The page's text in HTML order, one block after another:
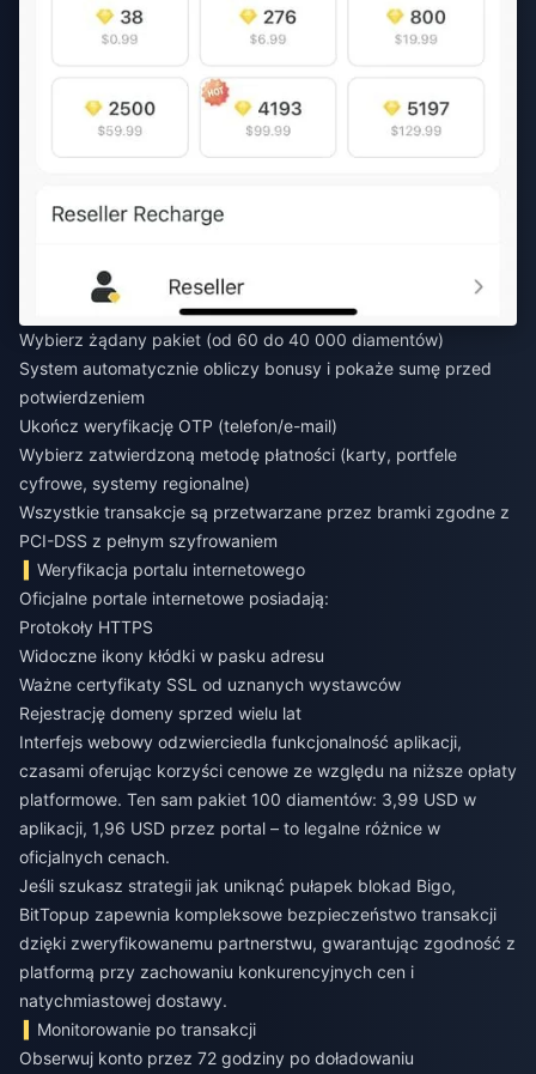
Wybierz żądany pakiet (od 60 do 40 000 diamentów)
System automatycznie obliczy bonusy i pokaże sumę przed
potwierdzeniem
Ukończ weryfikację OTP (telefon/e-mail)
Wybierz zatwierdzoną metodę płatności (karty, portfele
cyfrowe, systemy regionalne)
Wszystkie transakcje są przetwarzane przez bramki zgodne z
PCI-DSS z pełnym szyfrowaniem
Weryfikacja portalu internetowego
Oficjalne portale internetowe posiadają:
Protokoły HTTPS
Widoczne ikony kłódki w pasku adresu
Ważne certyfikaty SSL od uznanych wystawców
Rejestrację domeny sprzed wielu lat
Interfejs webowy odzwierciedla funkcjonalność aplikacji,
czasami oferując korzyści cenowe ze względu na niższe opłaty
platformowe. Ten sam pakiet 100 diamentów: 3,99 USD w
aplikacji, 1,96 USD przez portal – to legalne różnice w
oficjalnych cenach.
Jeśli szukasz strategii jak uniknąć pułapek blokad Bigo,
BitTopup zapewnia kompleksowe bezpieczeństwo transakcji
dzięki zweryfikowanemu partnerstwu, gwarantując zgodność z
platformą przy zachowaniu konkurencyjnych cen i
natychmiastowej dostawy.
Monitorowanie po transakcji
Obserwuj konto przez 72 godziny po doładowaniu